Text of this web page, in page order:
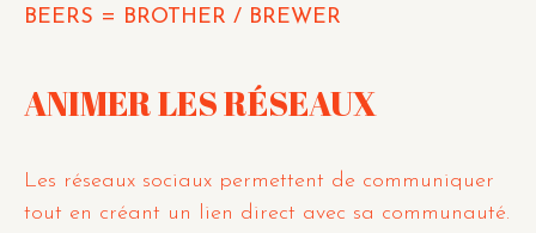
BEERS = BROTHER / BREWER
ANIMER LES RÉSEAUX
Les réseaux sociaux permettent de communiquer
tout en créant un lien direct avec sa communauté.